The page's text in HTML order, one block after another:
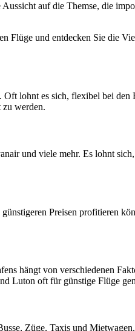
auf die Themse, die
Flüge und entdecken Sie die
lohnt es sich, flexibel bei den
werden.
und viele mehr. Es lohnt
Preisen profitieren
hängt von verschiedenen
Luton oft für günstige Flüge
Züge, Taxis und